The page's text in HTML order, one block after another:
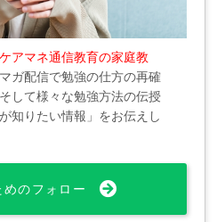
アマネ通信教育の家庭教
ガ配信で勉強の仕方の再確
して様々な勉強方法の伝授
知りたい情報」をお伝えし
のフォロー